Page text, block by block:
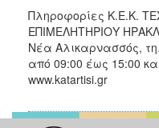
Πληροφορίες Κ.Ε.Κ.
ΕΠΙΜΕΛΗΤΗΡΙΟΥ
Νέα Αλικαρνασσός,
από 09:00 έως 15:00
www.katartisi.gr